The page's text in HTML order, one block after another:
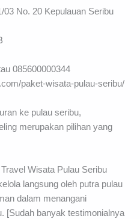
03 No. 20 Kepulauan Seribu
085600000344
paket-wisata-pulau-seribu/
ke pulau seribu,
merupakan pilihan yang
Wisata Pulau Seribu
langsung oleh putra pulau
dalam menangani
[Sudah banyak testimonialnya